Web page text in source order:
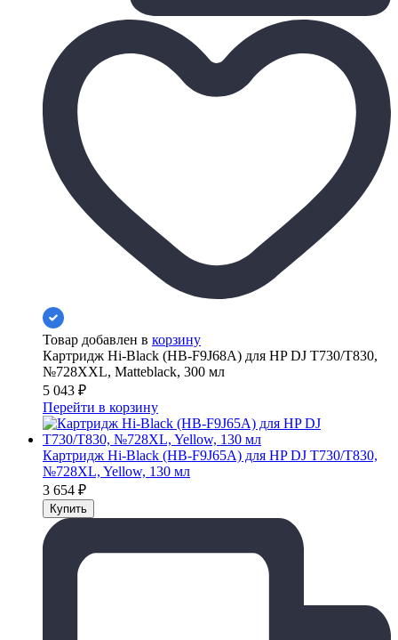
Товар добавлен в корзину
Картридж Hi-Black (HB-F9J68A) для HP DJ T730/T830,
№728XXL, Matteblack, 300 мл
5 043 ₽
Перейти в корзину
Картридж Hi-Black (HB-F9J65A) для HP DJ T730/T830,
№728XL, Yellow, 130 мл
3 654 ₽